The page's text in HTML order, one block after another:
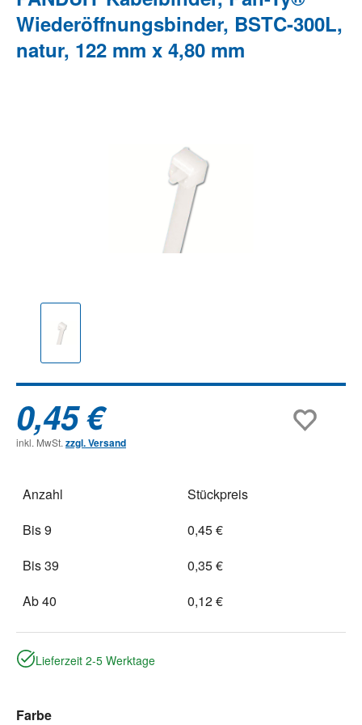
Wiederöffnungsbinder, BSTC-300L,
natur, 122 mm x 4,80 mm
0,45 €
inkl. MwSt. zzgl. Versand
Anzahl
Stückpreis
Bis9
0,45 €
Bis39
0,35 €
Ab40 0,12 €
Lieferzeit 2-5 Werktage
Farbeauswählen